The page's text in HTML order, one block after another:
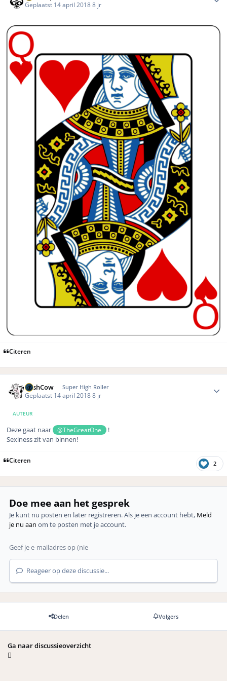
Geplaatst 14 april 20188 jr
Citeren
CashCow Super High Roller
Geplaatst 14 april 20188 jr
AUTEUR
Deze gaat naar @TheGreatOne
!
Sexiness zit van binnen!
Citeren 2
Doe mee aan het gesprek
Je kunt nu posten en later registreren. Als je een account hebt, Meld
je nu aan om te posten met je account.
Reageer op deze discussie...
Delen Volgers
Ga naar discussieoverzicht